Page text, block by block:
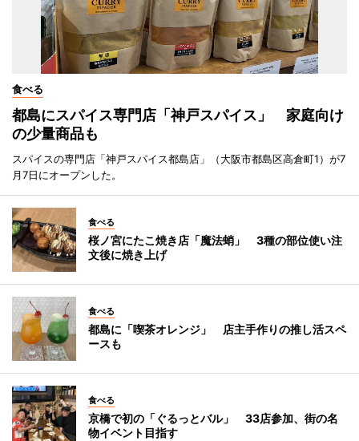
食べる
都島にスパイス専門店「神戸スパイス」 家庭向け
の少量商品も
スパイスの専門店「神戸スパイス都島店」（大阪市都島区高倉町1）が7
月7日にオープンした。
食べる
桜ノ宮にたこ焼き店「魔法蛸」 3種の部位使い注
文後に焼き上げ
食べる
都島に「喫茶オレンジ」 店主手作りの推し活スペ
ースも
食べる
京橋で初の「ぐるっとバル」 33店参加、街の名
物イベント目指す